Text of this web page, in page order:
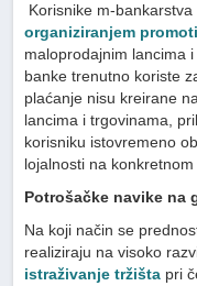
Korisnike m-
organiziranjem
maloprodajnim lancima
banke trenutno koriste
plaćanje nisu kreirane
lancima i trgovinama,
korisniku istovremeno
lojalnosti na
Potrošačke navike na
Na koji način se
realiziraju na visoko
istraživanje tržišta pri